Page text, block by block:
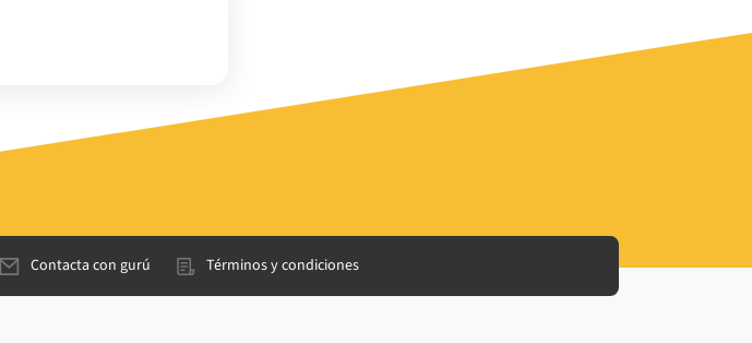
Contacta con gurú Términos y condiciones